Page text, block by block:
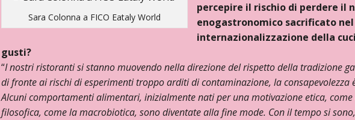
Sara Colonna a FICO Eataly World
percepire il rischio di perdere il
enogastronomico sacrificato
internazionalizzazione della
gusti?
“I nostri ristoranti si stanno muovendo nella direzione del rispetto della tradizione
di fronte ai rischi di esperimenti troppo arditi di contaminazione, la consapevolezza
Alcuni comportamenti alimentari, inizialmente nati per una motivazione etica,
filosofica, come la macrobiotica, sono diventate alla fine mode. Con il tempo si